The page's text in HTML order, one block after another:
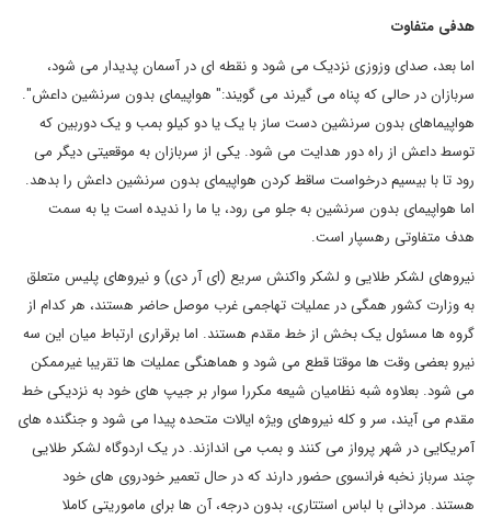
هدفی متفاوت
اما بعد، صدای وزوزی نزدیک می شود و نقطه ای در آسمان پدیدار می شود،
سربازان در حالی که پناه می گیرند می گویند:" هواپیمای بدون سرنشین داعش".
هواپیماهای بدون سرنشین دست ساز با یک یا دو کیلو بمب و یک دوربین که
توسط داعش از راه دور هدایت می شود. یکی از سربازان به موقعیتی دیگر می
رود تا با بیسیم درخواست ساقط کردن هواپیمای بدون سرنشین داعش را بدهد.
اما هواپیمای بدون سرنشین به جلو می رود، یا ما را ندیده است یا به سمت
هدف متفاوتی رهسپار است.
نیروهای لشکر طلایی و لشکر واکنش سریع (ای آر دی) و نیروهای پلیس متعلق
به وزارت کشور همگی در عملیات تهاجمی غرب موصل حاضر هستند، هر کدام از
گروه ها مسئول یک بخش از خط مقدم هستند. اما برقراری ارتباط میان این سه
نیرو بعضی وقت ها موقتا قطع می شود و هماهنگی عملیات ها تقریبا غیرممکن
می شود. بعلاوه شبه نظامیان شیعه مکررا سوار بر جیپ های خود به نزدیکی خط
مقدم می آیند، سر و کله نیروهای ویژه ایالات متحده پیدا می شود و جنگنده های
آمریکایی در شهر پرواز می کنند و بمب می اندازند. در یک اردوگاه لشکر طلایی
چند سرباز نخبه فرانسوی حضور دارند که در حال تعمیر خودروی های خود
هستند. مردانی با لباس استتاری، بدون درجه، آن ها برای ماموریتی کاملا